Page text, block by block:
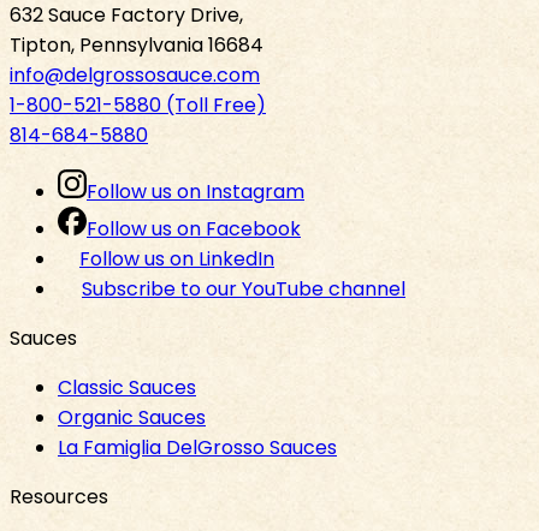
632 Sauce Factory Drive,
Tipton, Pennsylvania 16684
info@delgrossosauce.com
1-800-521-5880 (Toll Free)
814-684-5880
Follow us on Instagram
Follow us on Facebook
Follow us on LinkedIn
Subscribe to our YouTube channel
Sauces
Classic Sauces
Organic Sauces
La Famiglia DelGrosso Sauces
Resources